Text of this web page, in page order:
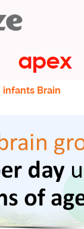
infants Brain